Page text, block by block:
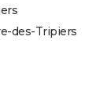
des-Tripiers